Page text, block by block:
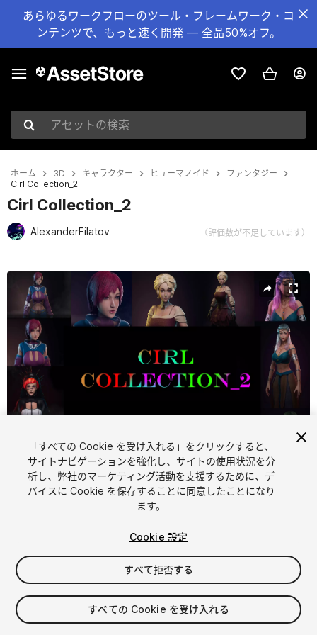
あらゆるワークフローのツール・フレームワーク・コ
ンテンツで、もっと速く開発 — 全品50%オフ。
アセットの検索
ホーム 3D キャラクター ヒューマノイド
ファンタジー
Cirl Collection_2
Cirl Collection_2
AlexanderFilatov （評価数が不足しています）
現在のスライド：1 / 21
1/ 21
$153.99
消費税は決済時に計算されます
「すべての Cookie を受け入れる」をクリックすると、
サイトナビゲーションを強化し、サイトの使用状況を分
析し、弊社のマーケティング活動を支援するために、デ
バイスに Cookie を保存することに同意したことになり
ます。
Cookie 設定
すべて拒否する
すべての Cookie を受け入れる